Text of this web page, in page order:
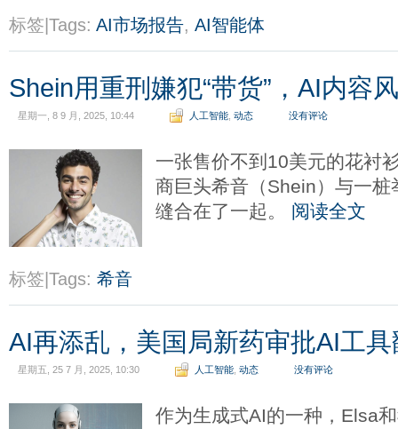
标签|Tags: AI市场报告, AI智能体
Shein用重刑嫌犯“带货”，AI内容
星期一, 8 9 月, 2025, 10:44 人工智能 动态 没有评论
一张售价不到10美元的花衬
商巨头希音（Shein）与一
缝合在了一起。 阅读全文
标签|Tags: 希音
AI再添乱，美国局新药审批AI工具
星期五, 25 7 月, 2025, 10:30 人工智能 动态 没有评论
作为生成式AI的一种，Elsa